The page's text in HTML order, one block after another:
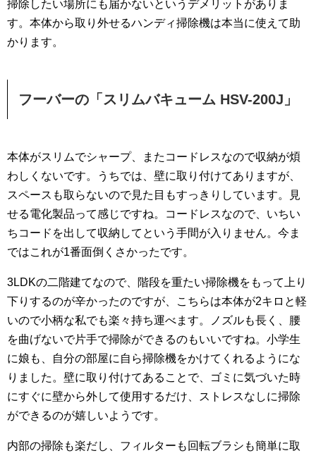
掃除したい場所にも届かないというデメリットがありま
す。本体から取り外せるハンディ掃除機は本当に使えて助
かります。
フーバーの「スリムバキューム HSV-200J」
本体がスリムでシャープ、またコードレスなので収納が煩
わしくないです。うちでは、壁に取り付けてありますが、
スペースも取らないので見た目もすっきりしています。見
せる電化製品って感じですね。コードレスなので、いちい
ちコードを出して収納してという手間が入りません。今ま
ではこれが1番面倒くさかったです。
3LDKの二階建てなので、階段を重たい掃除機をもって上り
下りするのが辛かったのですが、こちらは本体が2キロと軽
いので小柄な私でも楽々持ち運べます。ノズルも長く、腰
を曲げないで片手で掃除ができるのもいいですね。小学生
に娘も、自分の部屋に自ら掃除機をかけてくれるようにな
りました。壁に取り付けてあることで、ゴミに気づいた時
にすぐに壁から外して使用するだけ、ストレスなしに掃除
ができるのが嬉しいようです。
内部の掃除も楽だし、フィルターも回転ブラシも簡単に取